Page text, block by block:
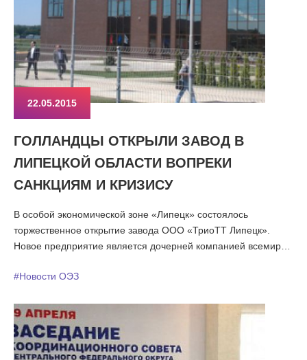
22.05.2015
ГОЛЛАНДЦЫ ОТКРЫЛИ ЗАВОД В
ЛИПЕЦКОЙ ОБЛАСТИ ВОПРЕКИ
САНКЦИЯМ И КРИЗИСУ
В особой экономической зоне «Липецк» состоялось
торжественное открытие завода ООО «ТриоТТ Липецк».
Новое предприятие является дочерней компанией всемирно
зерноперерабатывающего оборудования – холдинга TRIOTT
#Новости ОЭЗ